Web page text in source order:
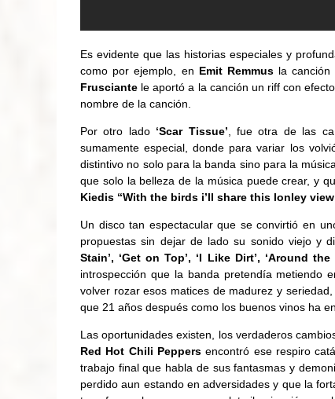
Es evidente que las historias especiales y
como por ejemplo, en Emit Remmusla canción
Frusciante le aportó a la canción un riff con
nombre de la canción.
Por otro lado ‘Scar Tissue’ , fue otra de las
sumamente especial, donde para variar los
distintivo no solo para la banda sino para la
que solo la belleza de la música puede crear, y
Kiedis “With the birds i’ll share this lonley
Un disco tan espectacular que se convirtió en
propuestas sin dejar de lado su sonido viejo y
Stain’, ‘Get on Top’, ‘I Like Dirt’, ‘Around
introspección que la banda pretendía metiendo
volver rozar esos matices de madurez y
que 21 años después como los buenos vinos ha
Las oportunidades existen, los verdaderos
Red Hot Chili Peppers encontró ese respiro
trabajo final que habla de sus fantasmas y
perdido aun estando en adversidades y que la